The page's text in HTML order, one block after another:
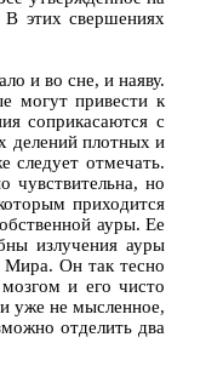
этих свершениях
и во сне, и наяву.
могут привести к
соприкасаются с
делений плотных и
следует отмечать.
чувствительна, но
приходится
ауры. Ее
излучения ауры
Мира. Он так тесно
и его чисто
уже не мысленное,
отделить два